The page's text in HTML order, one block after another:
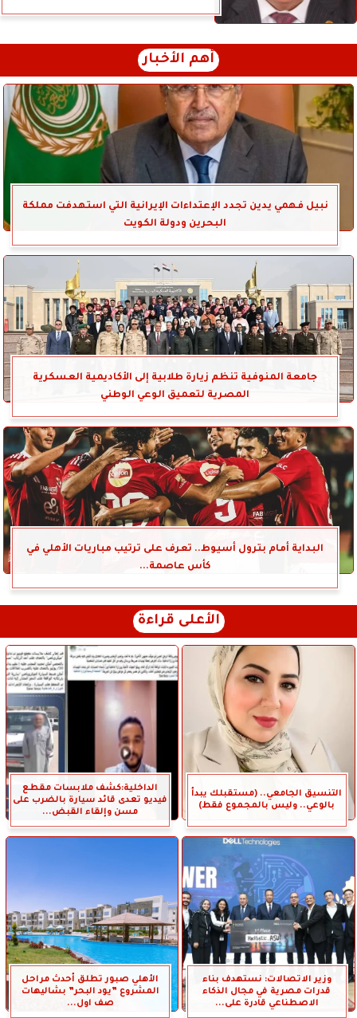
أهم الأخبار
نبيل فهمي يدين تجدد الإعتداءات الإيرانية التي استهدفت مملكة
البحرين ودولة الكويت
جامعة المنوفية تنظم زيارة طلابية إلى الأكاديمية العسكرية
المصرية لتعميق الوعي الوطني
البداية أمام بترول أسيوط.. تعرف على ترتيب مباريات الأهلي في
كأس عاصمة...
الأعلى قراءة
التنسيق الجامعي.. (مستقبلك يبدأ
بالوعي.. وليس بالمجموع فقط)
الداخلية:كشف ملابسات مقطع
فيديو تعدى قائد سيارة بالضرب على
مسن وإلقاء القبض...
وزير الاتصالات: نستهدف بناء
قدرات مصرية في مجال الذكاء
الاصطناعي قادرة على...
الأهلي صبور تطلق أحدث مراحل
المشروع ”يود البحر” بشاليهات
صف اول...